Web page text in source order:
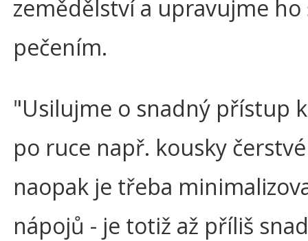
zemědělství a upravujme
pečením.
"Usilujme o snadný přístup
po ruce např. kousky
naopak je třeba
nápojů - je totiž až příliš